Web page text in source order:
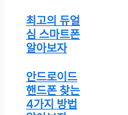
최고의 듀얼
심 스마트폰
알아보자
안드로이드
핸드폰 찾는
4가지 방법